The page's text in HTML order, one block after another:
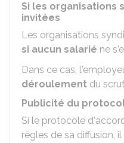
Si les organisations
invitées
Les organisations
si aucun salarié ne
Dans ce cas,
déroulement du
Publicité du
Si le protocole
règles de sa diffusion,